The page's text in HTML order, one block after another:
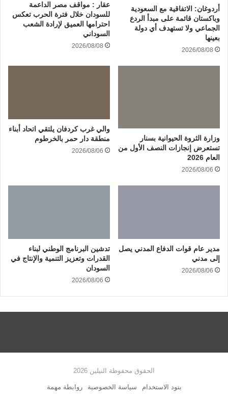
أردوغان: الاتفاقية مع السعودية
وباكستان قائمة على مبدأ الردع
الجماعي ولا تستهدف أي دولة
بعينها
2026/08/08
عقار : مواقف مصر الداعمة
للسودان خلال فترة الحرب تعكس
احترامها العميق لإرادة الشعب
السوداني
2026/08/08
وزارة الثروة الحيوانية بسنار
تستعرض إنجازات النصف الأول من
العام 2026
2026/08/06
والي غرب كردفان يلتقي اتحاد أبناء
منطقة دار حمر بالخرطوم
2026/08/06
مدير عام قوات الدفاع المدني يصل
إلى مدني
2026/08/06
تدشين البرنامج الوطني لبناء
القدرات وتعزيز التنمية والإنتاج في
السودان
2026/08/06
الحقوق محفوظة النيلين 2026
بنود الاستخدام سياسة الخصوصية روابطة مهمة